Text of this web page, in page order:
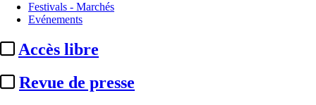
Festivals - Marchés
Evénements
Accès libre
Revue de presse
France 2 :
Explorer 3 en direct le
dimanche 5 octobre